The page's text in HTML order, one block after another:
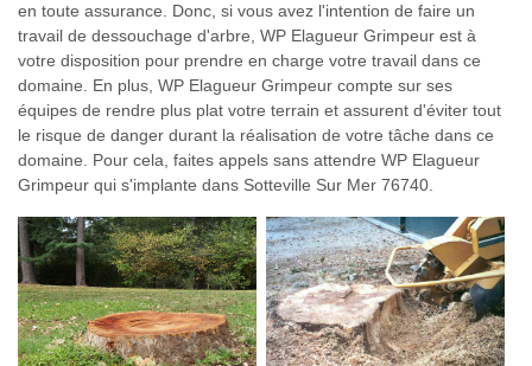
en toute assurance. Donc, si vous avez l'intention de faire un
travail de dessouchage d'arbre, WP Elagueur Grimpeur est à
votre disposition pour prendre en charge votre travail dans ce
domaine. En plus, WP Elagueur Grimpeur compte sur ses
équipes de rendre plus plat votre terrain et assurent d'éviter tout
le risque de danger durant la réalisation de votre tâche dans ce
domaine. Pour cela, faites appels sans attendre WP Elagueur
Grimpeur qui s'implante dans Sotteville Sur Mer 76740.